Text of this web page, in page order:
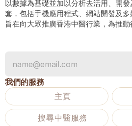
以數據為基礎並加以分析去活用、開
套，包括手機應用程式、網站開發及多
旨在向大眾推廣香港中醫行業，為推動
我們的服務
主頁
搜尋中醫服務